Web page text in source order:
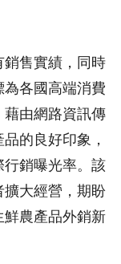
售實績，同時
各國高端消費
由網路資訊傳
的良好印象，
銷曝光率。該
大經營，期盼
農產品外銷新